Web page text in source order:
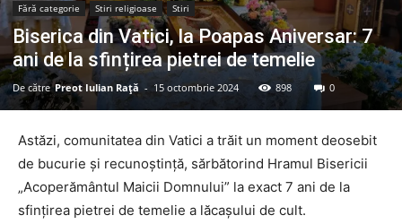
Fără categorie Stiri religioase Stiri
Biserica din Vatici, la Poapas Aniversar: 7
ani de la sfințirea pietrei de temelie
De către Preot Iulian Raţă - 15 octombrie 2024 898 0
Astăzi, comunitatea din Vatici a trăit un moment deosebit
de bucurie și recunoștință, sărbătorind Hramul Bisericii
„Acoperământul Maicii Domnului” la exact 7 ani de la
sfințirea pietrei de temelie a lăcașului de cult.